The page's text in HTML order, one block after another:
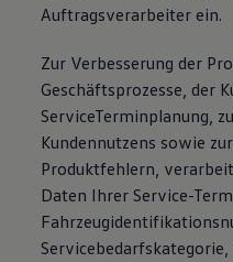
Auftragsverarbeiter ein.
Zur Verbesserung der
Geschäftsprozesse, der
ServiceTerminplanung,
Kundennutzens sowie
Produktfehlern,
Daten Ihrer Service-
Servicebedarfskategorie,